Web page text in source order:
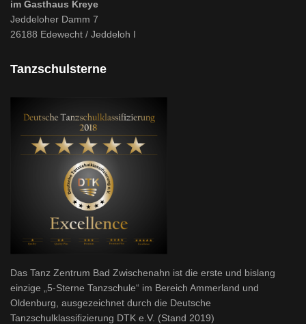
im Gasthaus Kreye
Jeddeloher Damm 7
26188 Edewecht / Jeddeloh I
Tanzschulsterne
Das Tanz Zentrum Bad Zwischenahn ist die erste und bislang
einzige „5-Sterne Tanzschule“ im Bereich Ammerland und
Oldenburg, ausgezeichnet durch die Deutsche
Tanzschulklassifizierung DTK e.V. (Stand 2019)